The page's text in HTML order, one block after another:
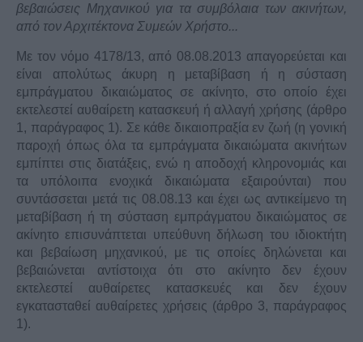
βεβαιώσεις Μηχανικού για τα συμβόλαια των ακινήτων,
από τον Αρχιτέκτονα Συμεών Χρήστο...
Με τον νόμο 4178/13, από 08.08.2013 απαγορεύεται και
είναι απολύτως άκυρη η μεταβίβαση ή η σύσταση
εμπράγματου δικαιώματος σε ακίνητο, στο οποίο έχει
εκτελεστεί αυθαίρετη κατασκευή ή αλλαγή χρήσης (άρθρο
1, παράγραφος 1). Σε κάθε δικαιοπραξία εν ζωή (η γονική
παροχή όπως όλα τα εμπράγματα δικαιώματα ακινήτων
εμπίπτει στις διατάξεις, ενώ η αποδοχή κληρονομιάς και
τα υπόλοιπα ενοχικά δικαιώματα εξαιρούνται) που
συντάσσεται μετά τις 08.08.13 και έχει ως αντικείμενο τη
μεταβίβαση ή τη σύσταση εμπράγματου δικαιώματος σε
ακίνητο επισυνάπτεται υπεύθυνη δήλωση του ιδιοκτήτη
και βεβαίωση μηχανικού, με τις οποίες δηλώνεται και
βεβαιώνεται αντίστοιχα ότι στο ακίνητο δεν έχουν
εκτελεστεί αυθαίρετες κατασκευές και δεν έχουν
εγκατασταθεί αυθαίρετες χρήσεις (άρθρο 3, παράγραφος
1).